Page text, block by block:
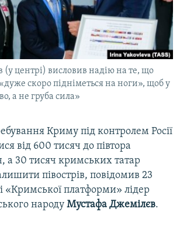
КРИМУ
RL
(у центрі) висловив надію на те, що
«дуже скоро підніметься на ноги», щоб у
а не груба сила»
Криму під контролем Росії
від 600 тисяч до півтора
а 30 тисяч кримських татар
півострів, повідомив 23
«Кримської платформи» лідер
народу Мустафа Джемілєв.